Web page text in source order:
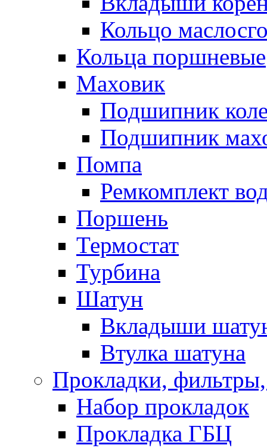
Кольцо
Кольца поршневые
Маховик
Подшипник
Подшипник
Помпа
Ремкомплект
Поршень
Термостат
Турбина
Шатун
Вкладыши
Втулка шатуна
Прокладки,
Набор прокладок
Прокладка ГБЦ